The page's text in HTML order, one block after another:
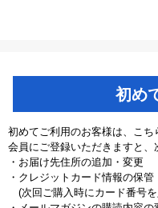
初め
初めてご利用のお客様は、こち
会員にご登録いただきますと、
・お届け先住所の追加・変更
・クレジットカード情報の保管
(次回ご購入時にカード番号